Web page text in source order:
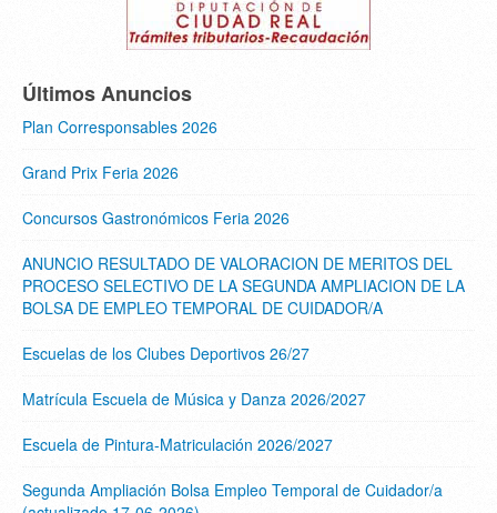
Últimos Anuncios
Plan Corresponsables 2026
Grand Prix Feria 2026
Concursos Gastronómicos Feria 2026
ANUNCIO RESULTADO DE VALORACION DE MERITOS DEL
PROCESO SELECTIVO DE LA SEGUNDA AMPLIACION DE LA
BOLSA DE EMPLEO TEMPORAL DE CUIDADOR/A
Escuelas de los Clubes Deportivos 26/27
Matrícula Escuela de Música y Danza 2026/2027
Escuela de Pintura-Matriculación 2026/2027
Segunda Ampliación Bolsa Empleo Temporal de Cuidador/a